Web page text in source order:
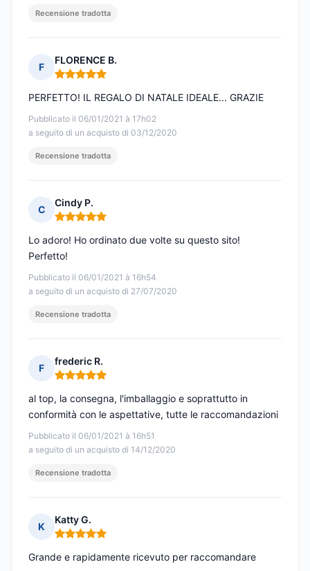
Recensione tradotta
F
FLORENCE B.
Nota: 5 su 5
Pubblicato il 06/01/2021 à 17h02
a seguito di un acquisto di 03/12/2020
PERFETTO! IL REGALO DI NATALE IDEALE... GRAZIE
Recensione tradotta
C
Cindy P.
Nota: 5 su 5
Pubblicato il 06/01/2021 à 16h54
a seguito di un acquisto di 27/07/2020
Lo adoro! Ho ordinato due volte su questo sito!
Perfetto!
Recensione tradotta
F
frederic R.
Nota: 5 su 5
Pubblicato il 06/01/2021 à 16h51
a seguito di un acquisto di 14/12/2020
al top, la consegna, l'imballaggio e soprattutto in
conformità con le aspettative, tutte le raccomandazioni
Recensione tradotta
K
Katty G.
Nota: 5 su 5
Grande e rapidamente ricevuto per raccomandare